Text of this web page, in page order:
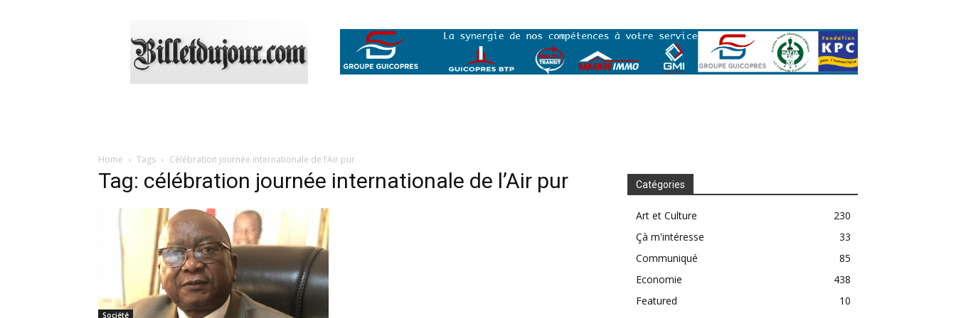
Home Tags Célébration journée internationale de l’Air pur
Tag: célébration journée internationale de l’Air pur
Société
Catégories
Art et Culture
230
Çà m'intéresse
33
Communiqué
85
Economie
438
Featured
10